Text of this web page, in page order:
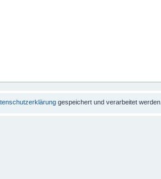
gespeichert und verarbeitet werden.